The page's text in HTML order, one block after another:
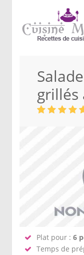
grillés
Plat pour : 6
Temps de